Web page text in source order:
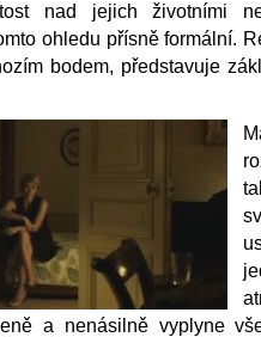
nad jejich životními
ohledu přísně formální.
bodem, představuje
a nenásilně vyplyne